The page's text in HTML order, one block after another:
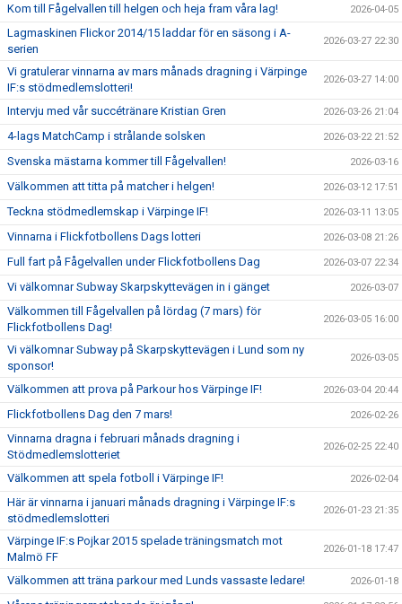
Kom till Fågelvallen till helgen och heja fram våra lag! 2026-04-05
Lagmaskinen Flickor 2014/15 laddar för en säsong i A-
serien
2026-03-27 22:30
Vi gratulerar vinnarna av mars månads dragning i Värpinge
IF:s stödmedlemslotteri!
2026-03-27 14:00
Intervju med vår succétränare Kristian Gren 2026-03-26 21:04
4-lags MatchCamp i strålande solsken 2026-03-22 21:52
Svenska mästarna kommer till Fågelvallen! 2026-03-16
Välkommen att titta på matcher i helgen! 2026-03-12 17:51
Teckna stödmedlemskap i Värpinge IF! 2026-03-11 13:05
Vinnarna i Flickfotbollens Dags lotteri 2026-03-08 21:26
Full fart på Fågelvallen under Flickfotbollens Dag 2026-03-07 22:34
Vi välkomnar Subway Skarpskyttevägen in i gänget 2026-03-07
Välkommen till Fågelvallen på lördag (7 mars) för
Flickfotbollens Dag!
2026-03-05 16:00
Vi välkomnar Subway på Skarpskyttevägen i Lund som ny
sponsor!
2026-03-05
Välkommen att prova på Parkour hos Värpinge IF! 2026-03-04 20:44
Flickfotbollens Dag den 7 mars! 2026-02-26
Vinnarna dragna i februari månads dragning i
Stödmedlemslotteriet
2026-02-25 22:40
Välkommen att spela fotboll i Värpinge IF! 2026-02-04
Här är vinnarna i januari månads dragning i Värpinge IF:s
stödmedlemslotteri
2026-01-23 21:35
Värpinge IF:s Pojkar 2015 spelade träningsmatch mot
Malmö FF
2026-01-18 17:47
Välkommen att träna parkour med Lunds vassaste ledare! 2026-01-18